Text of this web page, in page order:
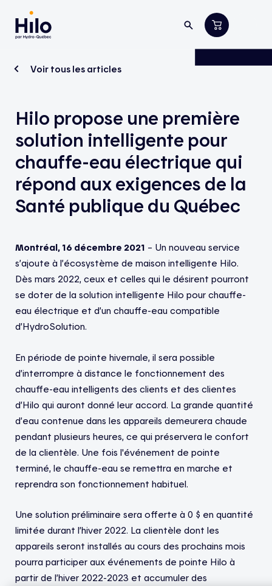
Voir tous les articles
Hilo propose une première
solution intelligente pour
chauffe-eau électrique qui
répond aux exigences de la
Santé publique du Québec
Montréal, 16 décembre 2021 – Un nouveau service
s’ajoute à l’écosystème de maison intelligente Hilo.
Dès mars 2022, ceux et celles qui le désirent pourront
se doter de la solution intelligente Hilo pour chauffe-
eau électrique et d’un chauffe-eau compatible
d’HydroSolution.
En période de pointe hivernale, il sera possible
d’interrompre à distance le fonctionnement des
chauffe-eau intelligents des clients et des clientes
d’Hilo qui auront donné leur accord. La grande quantité
d’eau contenue dans les appareils demeurera chaude
pendant plusieurs heures, ce qui préservera le confort
de la clientèle. Une fois l'événement de pointe
terminé, le chauffe-eau se remettra en marche et
reprendra son fonctionnement habituel.
Une solution préliminaire sera offerte à 0 $ en quantité
limitée durant l’hiver 2022. La clientèle dont les
appareils seront installés au cours des prochains mois
pourra participer aux événements de pointe Hilo à
partir de l’hiver 2022-2023 et accumuler des